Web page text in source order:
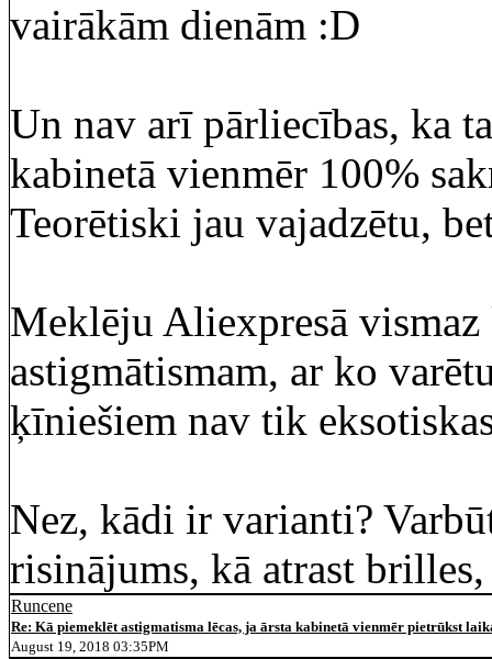
vairākām dienām :D
Un nav arī pārliecības, ka
kabinetā vienmēr 100%
Teorētiski jau vajadzētu,
Meklēju Aliexpresā vismaz
astigmātismam, ar ko
ķīniešiem nav tik
Nez, kādi ir varianti?
risinājums, kā atrast
Runcene
Re: Kā piemeklēt astigmatisma lēcas, ja ārsta kabinetā vienmēr pietrūkst
August 19, 2018 03:35PM